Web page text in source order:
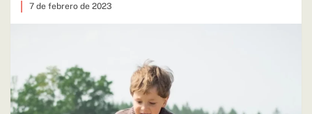
7 de febrero de 2023